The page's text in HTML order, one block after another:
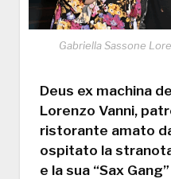
Gabriella Sassone
Deus ex machina
Lorenzo Vanni,
ristorante amato
ospitato la
e la sua “Sax